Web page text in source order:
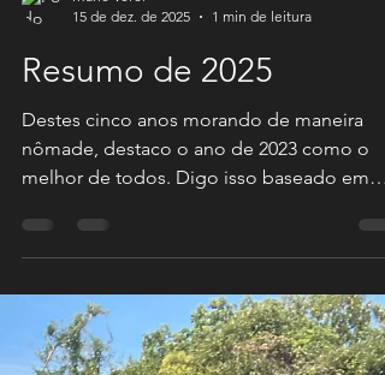
15 de dez. de 2025
1 min de leitura
Resumo de 2025
Destes cinco anos morando de maneira
nômade, destaco o ano de 2023 como o
lembranças. Foi um ano pleno, de muitas
viagens e muita saúde. Tirando 2023, que
fora da curva, 2025 foi um bom ano, posso